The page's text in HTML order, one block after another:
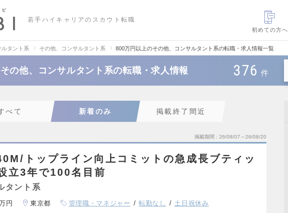
若手ハイキャリアのスカウト転職
初めての方へ
ルタント系 その他、コンサルタント系 800万円以上のその他、コンサルタント系の転職・求人情報一覧
の他、コンサルタント系の転職・求人情報 376 件
べて 新着のみ 掲載終了間近
掲載期間 26/08/07～26/08/20
トップライン向上コミットの急成長ブティッ
立3年で100名目前
タント系
円 東京都 管理職・マネジャー 転勤なし 土日祝休み